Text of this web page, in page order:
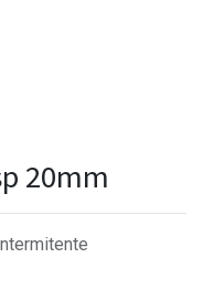
20mm